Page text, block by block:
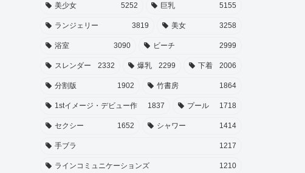
美少女 5252 巨乳 5155
ランジェリー 3819 美女 3258
浴室 3090 ビーチ 2999
スレンダー 2332 爆乳 2299 下着 2006
分割版 1902 竹書房 1864
1stイメージ・デビュー作 1837 プール 1718
セクシー 1652 シャワー 1414
手ブラ 1217
ラインコミュニケーションズ 1210